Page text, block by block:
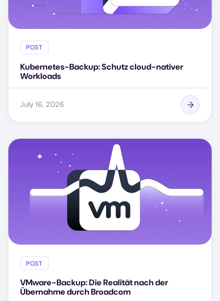
POST
Kubernetes-Backup: Schutz cloud-nativer
Workloads
July 16, 2026
POST
VMware-Backup: Die Realität nach der
Übernahme durch Broadcom